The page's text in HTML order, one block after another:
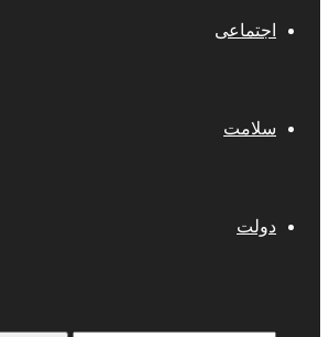
اجتماعی
سلامت
دولت